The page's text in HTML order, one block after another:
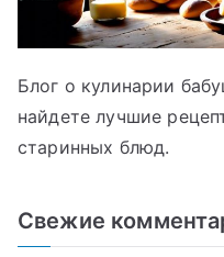
Блог о кулинарии
найдете лучшие
старинных блюд.
Свежие